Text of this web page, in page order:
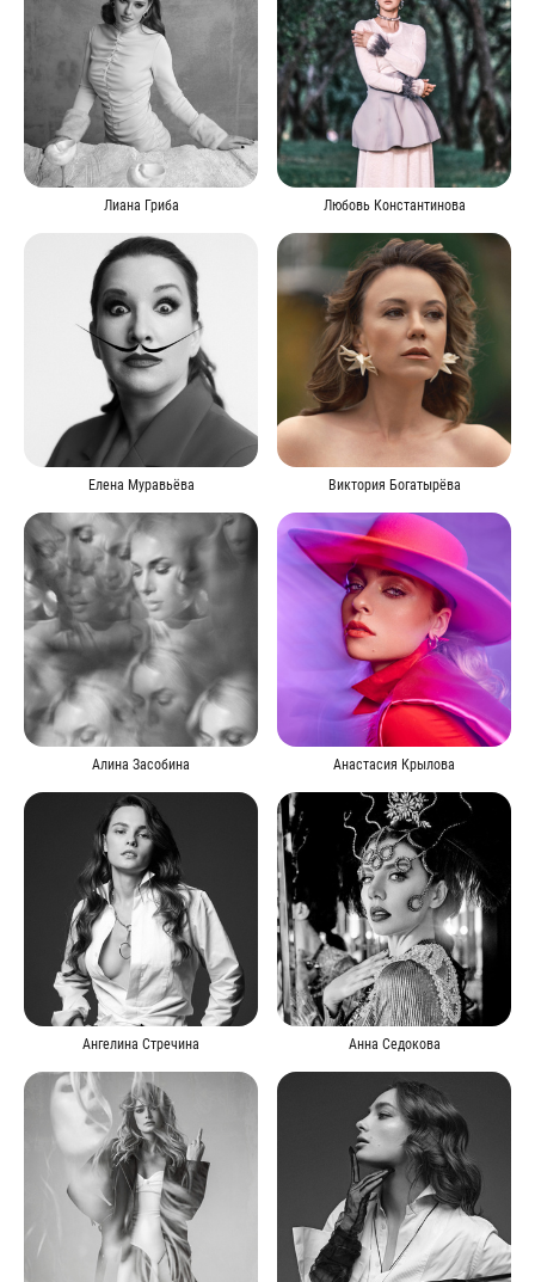
Лиана Гриба Любовь Константинова
Елена Муравьёва Виктория Богатырёва
Алина Засобина Анастасия Крылова
Ангелина Стречина Анна Седокова